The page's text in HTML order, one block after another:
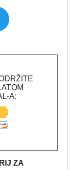
A:
ZA